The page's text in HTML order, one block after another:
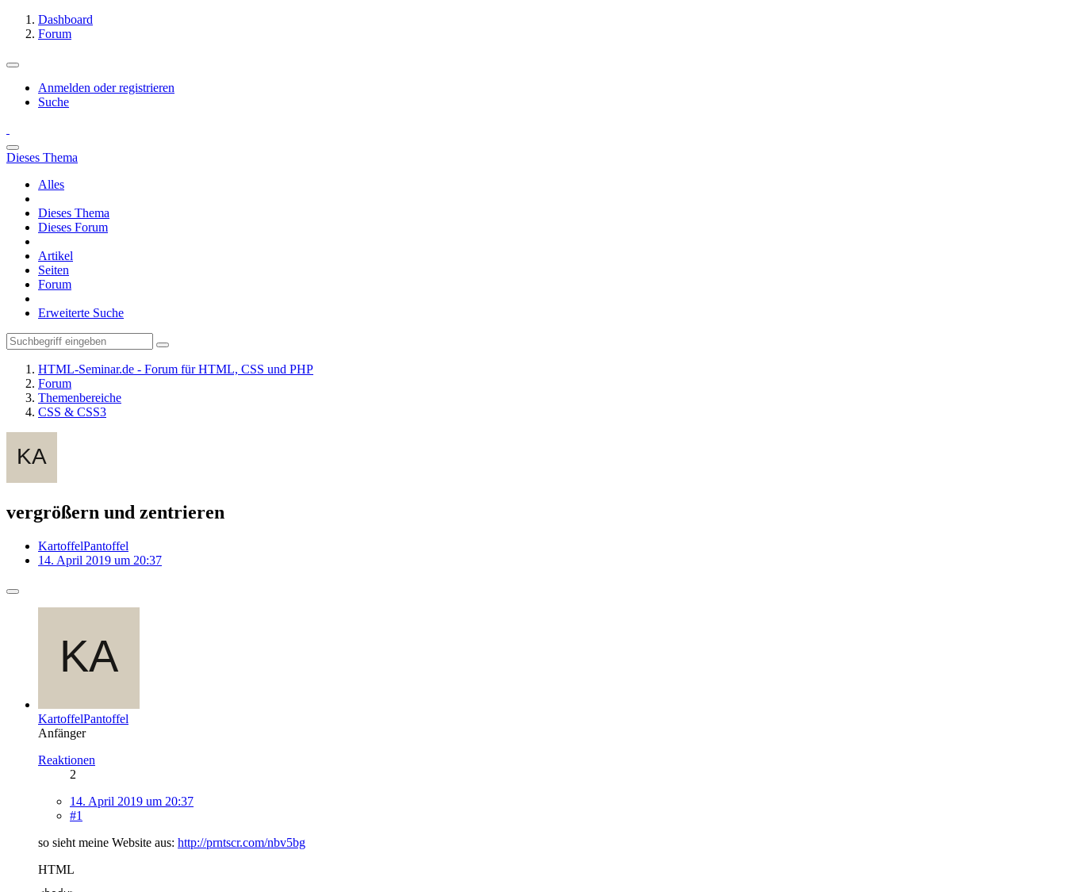
Dashboard
Forum
Anmelden oder registrieren
Suche
Dieses Thema
Alles
Dieses Thema
Dieses Forum
Artikel
Seiten
Forum
Erweiterte Suche
HTML-Seminar.de - Forum für HTML, CSS und PHP
Forum
Themenbereiche
CSS & CSS3
vergrößern und zentrieren
KartoffelPantoffel
14. April 2019 um 20:37
KartoffelPantoffel
Anfänger
Reaktionen
2
14. April 2019 um 20:37
#1
so sieht meine Website aus: http://prntscr.com/nbv5bg
HTML